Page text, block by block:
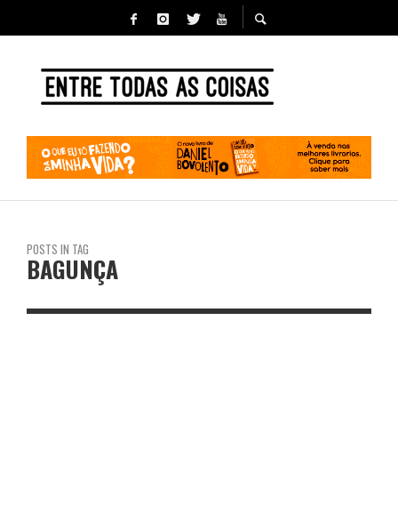
POSTS IN TAG
BAGUNÇA